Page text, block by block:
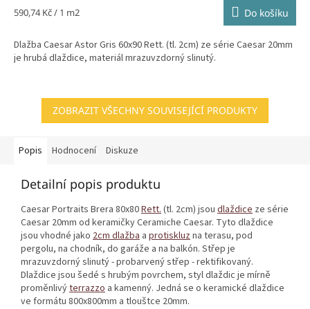
Měrná
590,74 Kč / 1 m2 Do košíku
Dlažba Caesar Astor Gris 60x90 Rett. (tl. 2cm) ze série Caesar 20mm
je hrubá dlaždice, materiál mrazuvzdorný slinutý.
ZOBRAZIT VŠECHNY SOUVISEJÍCÍ PRODUKTY
Popis Hodnocení Diskuze
Detailní popis produktu
Caesar Portraits Brera 80x80Rett. (tl. 2cm) jsou dlaždice ze série
Caesar 20mm od keramičky Ceramiche Caesar. Tyto dlaždice
jsou vhodné jako 2cm dlažba a protiskluzna terasu, pod
pergolu, na chodník, do garáže a na balkón. Střep je
mrazuvzdorný slinutý - probarvený střep - rektifikovaný.
Dlaždice jsou šedé s hrubým povrchem, styl dlaždic je mírně
proměnlivýterrazzo a kamenný. Jedná se o keramické dlaždice
ve formátu 800x800mm a tlouštce 20mm.